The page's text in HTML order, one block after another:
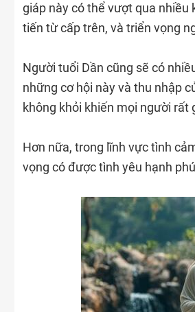
giáp này có thể vượt qua nhiều
tiến từ cấp trên, và triển vọng
Người tuổi Dần cũng sẽ có
những cơ hội này và thu nhập
không khỏi khiến mọi người rất
Hơn nữa, trong lĩnh vực tình
vọng có được tình yêu hạnh